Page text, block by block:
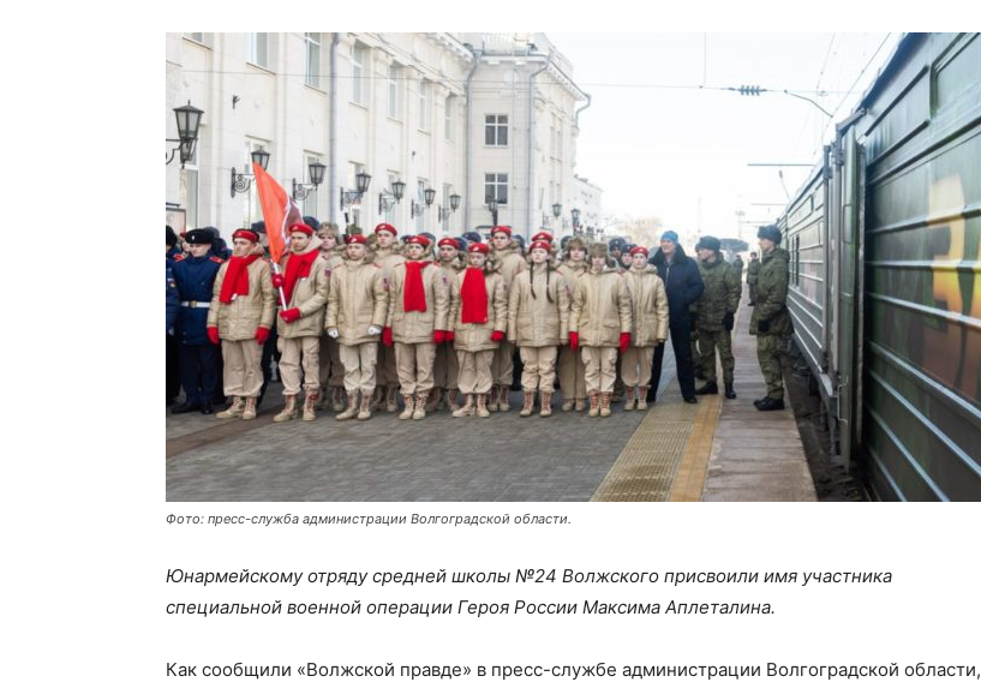
Фото: пресс-служба администрации Волгоградской области.
Юнармейскому отряду средней школы №24 Волжского присвоили имя участника
специальной военной операции Героя России Максима Аплеталина.
Как сообщили «Волжской правде» в пресс-службе администрации Волгоградской области,